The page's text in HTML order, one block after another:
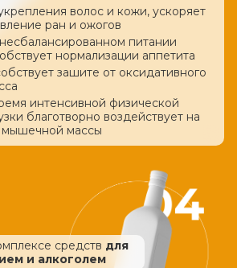
волос и кожи, ускоряет
ран и ожогов
питании
нормализации аппетита
зашите от оксидативного
интенсивной физической
благотворно воздействует на
мышечной массы
средств для
и алкоголем